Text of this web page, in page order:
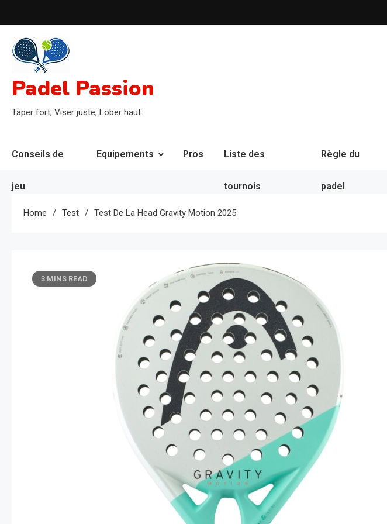
to
content
Padel Passion
Taper fort, Viser juste, Lober haut
Conseils de
jeu
Equipements Pros Liste des
tournois
Règle du
padel
Home Test Test De La Head Gravity Motion 2025
3 MINS READ